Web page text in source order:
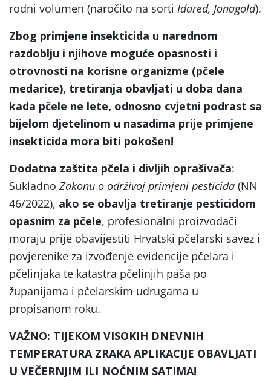
rodni volumen (naročito na sorti Idared, Jonagold).
Zbog primjene insekticida u narednom
razdoblju i njihove moguće opasnosti i
otrovnosti na korisne organizme (pčele
medarice), tretiranja obavljati u doba dana
kada pčele ne lete, odnosno cvjetni podrast sa
bijelom djetelinom u nasadima prije primjene
insekticida mora biti pokošen!
Dodatna zaštita pčela i divljih oprašivača:
Sukladno Zakonu o održivoj primjeni pesticida (NN
46/2022), ako se obavlja tretiranje pesticidom
opasnim za pčele, profesionalni proizvođači
moraju prije obavijestiti Hrvatski pčelarski savez i
povjerenike za izvođenje evidencije pčelara i
pčelinjaka te katastra pčelinjih paša po
županijama i pčelarskim udrugama u
propisanom roku.
VAŽNO: TIJEKOM VISOKIH DNEVNIH
TEMPERATURA ZRAKA APLIKACIJE OBAVLJATI
U VEČERNJIM ILI NOĆNIM SATIMA!